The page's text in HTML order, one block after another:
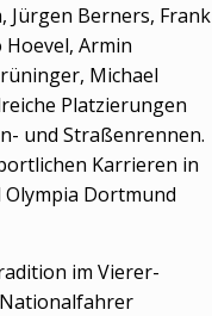
Jürgen Berners, Frank
Hoevel, Armin
Michael
Platzierungen
und Straßenrennen.
Karrieren in
Dortmund
im Vierer-